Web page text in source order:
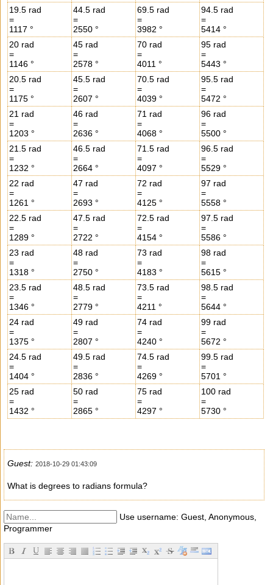
19.5 rad
=
1117 °
44.5 rad
=
2550 °
69.5 rad
=
3982 °
94.5 rad
=
5414 °
20 rad
=
1146 °
45 rad
=
2578 °
70 rad
=
4011 °
95 rad
=
5443 °
20.5 rad
=
1175 °
45.5 rad
=
2607 °
70.5 rad
=
4039 °
95.5 rad
=
5472 °
21 rad
=
1203 °
46 rad
=
2636 °
71 rad
=
4068 °
96 rad
=
5500 °
21.5 rad
=
1232 °
46.5 rad
=
2664 °
71.5 rad
=
4097 °
96.5 rad
=
5529 °
22 rad
=
1261 °
47 rad
=
2693 °
72 rad
=
4125 °
97 rad
=
5558 °
22.5 rad
=
1289 °
47.5 rad
=
2722 °
72.5 rad
=
4154 °
97.5 rad
=
5586 °
23 rad
=
1318 °
48 rad
=
2750 °
73 rad
=
4183 °
98 rad
=
5615 °
23.5 rad
=
1346 °
48.5 rad
=
2779 °
73.5 rad
=
4211 °
98.5 rad
=
5644 °
24 rad
=
1375 °
49 rad
=
2807 °
74 rad
=
4240 °
99 rad
=
5672 °
24.5 rad
=
1404 °
49.5 rad
=
2836 °
74.5 rad
=
4269 °
99.5 rad
=
5701 °
25 rad
=
1432 °
50 rad
=
2865 °
75 rad
=
4297 °
100 rad
=
5730 °
Guest: 2018-10-29 01:43:09
What is degrees to radians formula?
Use username: Guest, Anonymous,
Programmer